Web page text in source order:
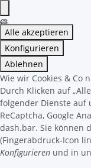
Alle akzeptieren
Konfigurieren
Ablehnen
Wie wir Cookies & Co
Durch Klicken auf
folgender Dienste auf
ReCaptcha, Google
dash.bar. Sie können
(Fingerabdruck-Icon
Konfigurieren und in